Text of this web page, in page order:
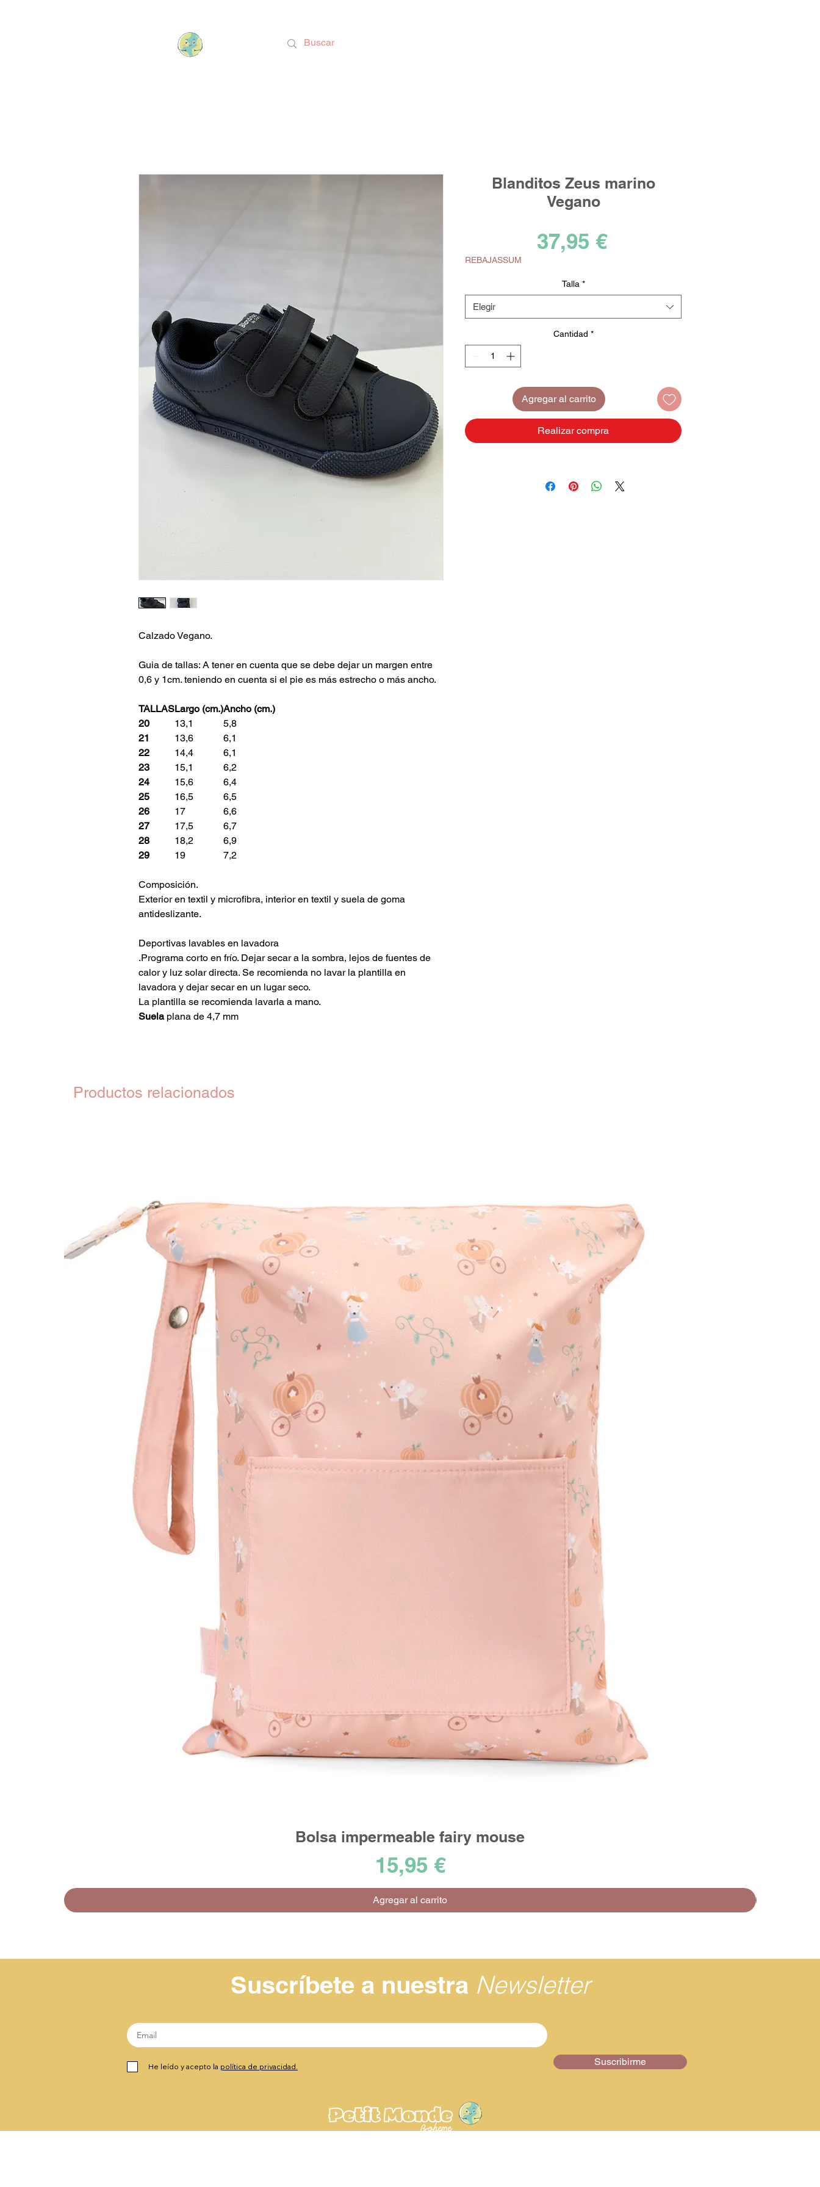
Calzado Vegano.
Guia de tallas: A tener en cuenta que se debe dejar un margen entre
0,6 y 1cm. teniendo en cuenta si el pie es más estrecho o más ancho.
TALLASLargo (cm.)Ancho (cm.)
20
13,1
5,8
21
13,6
6,1
22
14,4
6,1
23
15,1
6,2
24
15,6
6,4
25
16,5
6,5
26
17
6,6
27
17,5
6,7
28
18,2
6,9
29
19 7,2
Composición.
Exterior en textil y microfibra, interior en textil y suela de goma
antideslizante.
Deportivas lavables en lavadora
.Programa corto en frío. Dejar secar a la sombra, lejos de fuentes de
calor y luz solar directa. Se recomienda no lavar la plantilla en
lavadora y dejar secar en un lugar seco.
La plantilla se recomienda lavarla a mano.
Suelaplana de 4,7 mm
Blanditos Zeus marino
Vegano
37,95 €Precio
REBAJASSUM
Talla *
Elegir
Cantidad *
Agregar al carrito
Realizar compra
Productos relacionados
Vista rápida
Bolsa impermeable fairy mouse
Precio
15,95 €
Agregar al carrito
Suscríbete a nuestra Newsletter
He leído y acepto la política de privacidad. Suscribirme